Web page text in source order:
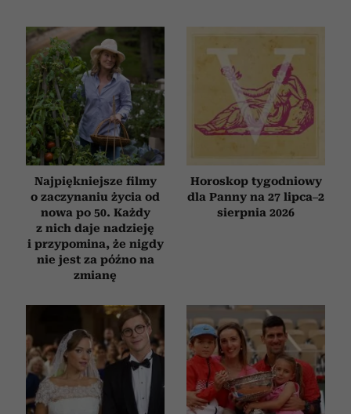
Najpiękniejsze filmy
o zaczynaniu życia od
nowa po 50. Każdy
z nich daje nadzieję
i przypomina, że nigdy
nie jest za późno na
zmianę
Horoskop tygodniowy
dla Panny na 27 lipca–2
sierpnia 2026